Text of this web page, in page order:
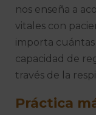
nos enseña a
vitales con
importa cuántas
capacidad de
través de la
Práctica